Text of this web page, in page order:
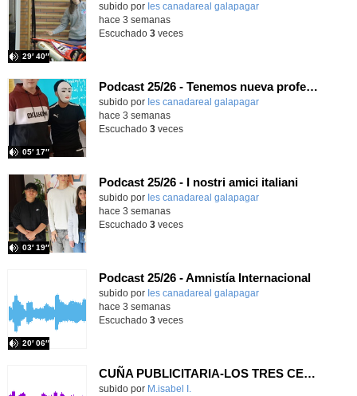
subido por Ies canadareal galapagar
29′ 40″
-
hace 3 semanas
Escuchado 3veces
Podcast 25/26 - Tenemos nueva profesora de Griego ¿Conoces a María Eugenia?
subido por Ies canadareal galapagar
05′ 17″
-
hace 3 semanas
Escuchado 3veces
Podcast 25/26 - I nostri amici italiani
subido por Ies canadareal galapagar
03′ 19″
-
hace 3 semanas
Escuchado 3veces
Podcast 25/26 - Amnistía Internacional
subido por Ies canadareal galapagar
20′ 06″
-
hace 3 semanas
Escuchado 3veces
CUÑA PUBLICITARIA-LOS TRES CERDITOS
Contenido educativo.
subido por M.isabel I.